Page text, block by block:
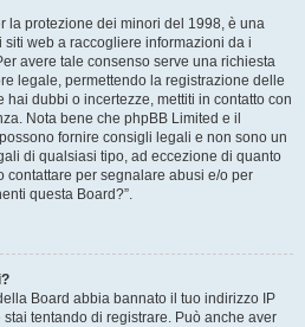
la protezione dei minori del 1998, è una
siti web a raccogliere informazioni da i
avere tale consenso serve una richiesta
legale, permettendo la registrazione delle
dubbi o incertezze, mettiti in contatto con
Nota bene che phpBB Limited e il
fornire consigli legali e non sono un
di qualsiasi tipo, ad eccezione di quanto
contattare per segnalare abusi e/o per
questa Board?”.
Board abbia bannato il tuo indirizzo IP
tentando di registrare. Può anche aver